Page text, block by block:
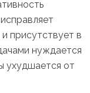
присутствует в
нуждается
ухудшается от